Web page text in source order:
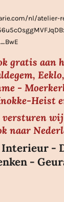
nl/atelier-
gratis aan
-
Heist
wij
naar
Interieur -
-